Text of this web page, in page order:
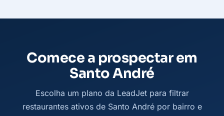
Comece a prospectar em
Santo André
Escolha um plano da LeadJet para filtrar
restaurantes ativos de Santo André por bairro e